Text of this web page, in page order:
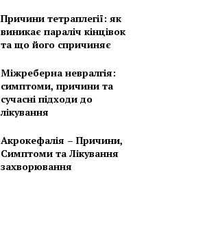
Причини тетраплегії: як
виникає параліч кінцівок
та що його спричиняє
Міжреберна невралгія:
симптоми, причини та
сучасні підходи до
лікування
Акрокефалія – Причини,
Симптоми та Лікування
захворювання